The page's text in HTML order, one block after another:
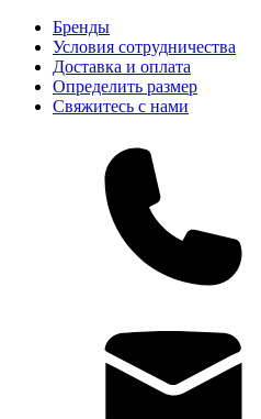
Бренды
Условия сотрудничества
Доставка и оплата
Определить размер
Свяжитесь с нами